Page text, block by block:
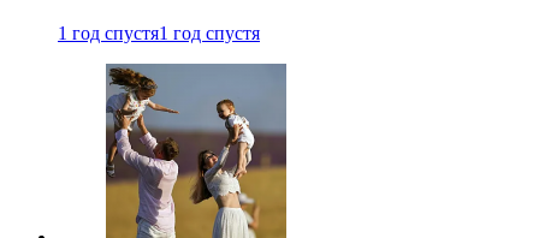
1 год спустя1 год спустя